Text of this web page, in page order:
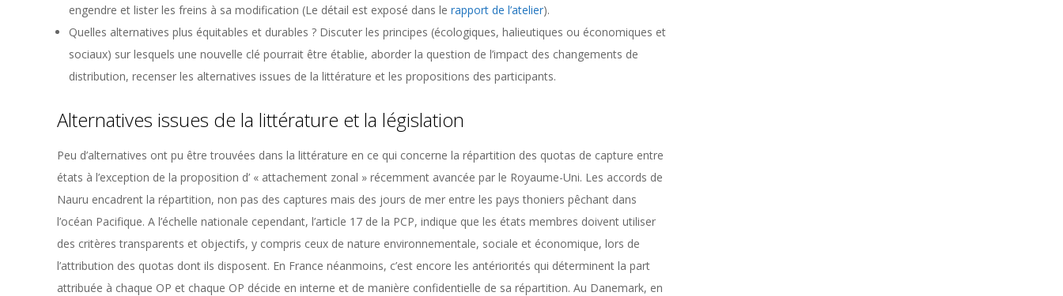
engendre et lister les freins à sa modification (Le détail est exposé dans le rapport de l’atelier).
Quelles alternatives plus équitables et durables ? Discuter les principes (écologiques, halieutiques ou économiques et
sociaux) sur lesquels une nouvelle clé pourrait être établie, aborder la question de l’impact des changements de
distribution, recenser les alternatives issues de la littérature et les propositions des participants.
Alternatives issues de la littérature et la législation
Peu d’alternatives ont pu être trouvées dans la littérature en ce qui concerne la répartition des quotas de capture entre
états à l’exception de la proposition d’ « attachement zonal » récemment avancée par le Royaume-Uni. Les accords de
Nauru encadrent la répartition, non pas des captures mais des jours de mer entre les pays thoniers pêchant dans
l’océan Pacifique. A l’échelle nationale cependant, l’article 17 de la PCP, indique que les états membres doivent utiliser
des critères transparents et objectifs, y compris ceux de nature environnementale, sociale et économique, lors de
l’attribution des quotas dont ils disposent. En France néanmoins, c’est encore les antériorités qui déterminent la part
attribuée à chaque OP et chaque OP décide en interne et de manière confidentielle de sa répartition. Au Danemark, en